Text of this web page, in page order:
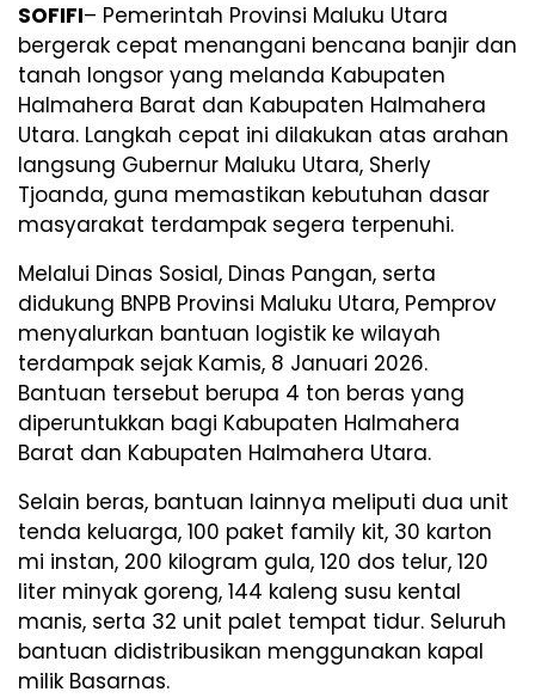
SOFIFI– Pemerintah Provinsi Maluku Utara
bergerak cepat menangani bencana banjir dan
tanah longsor yang melanda Kabupaten
Halmahera Barat dan Kabupaten Halmahera
Utara. Langkah cepat ini dilakukan atas arahan
langsung Gubernur Maluku Utara, Sherly
Tjoanda, guna memastikan kebutuhan dasar
masyarakat terdampak segera terpenuhi.
Melalui Dinas Sosial, Dinas Pangan, serta
didukung BNPB Provinsi Maluku Utara, Pemprov
menyalurkan bantuan logistik ke wilayah
terdampak sejak Kamis, 8 Januari 2026.
Bantuan tersebut berupa 4 ton beras yang
diperuntukkan bagi Kabupaten Halmahera
Barat dan Kabupaten Halmahera Utara.
Selain beras, bantuan lainnya meliputi dua unit
tenda keluarga, 100 paket family kit, 30 karton
mi instan, 200 kilogram gula, 120 dos telur, 120
liter minyak goreng, 144 kaleng susu kental
manis, serta 32 unit palet tempat tidur. Seluruh
bantuan didistribusikan menggunakan kapal
milik Basarnas.